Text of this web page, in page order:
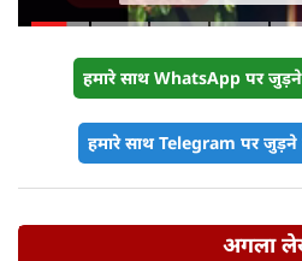
हमारे साथ WhatsApp पर
हमारे साथ Telegram पर
अगला